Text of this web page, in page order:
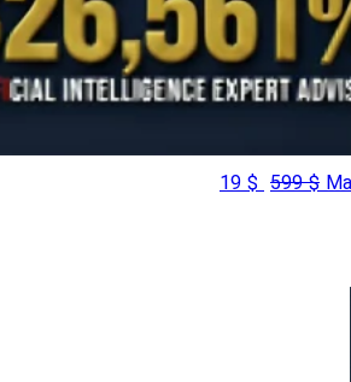
$
599
قیمت
$
19
قیمت